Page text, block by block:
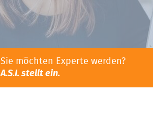
Sie möchten Experte werden?
A.S.I. stellt ein.